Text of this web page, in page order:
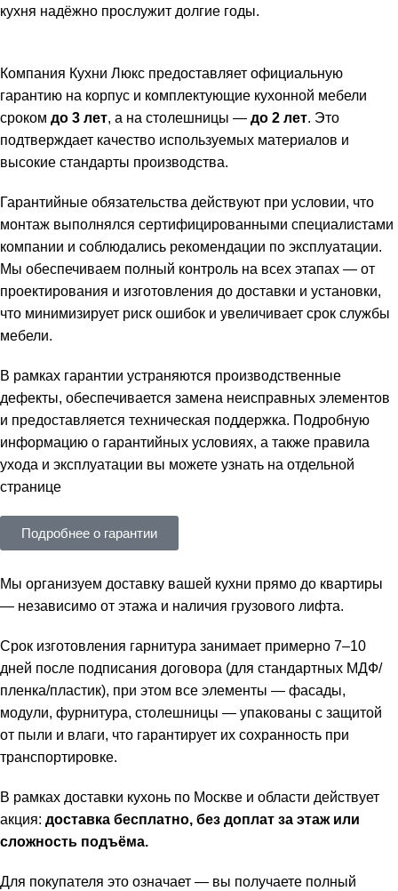
кухня надёжно прослужит долгие годы.
Компания Кухни Люкс предоставляет официальную
гарантию на корпус и комплектующие кухонной мебели
сроком до 3 лет, а на столешницы — до 2 лет. Это
подтверждает качество используемых материалов и
высокие стандарты производства.
Гарантийные обязательства действуют при условии, что
монтаж выполнялся сертифицированными специалистами
компании и соблюдались рекомендации по эксплуатации.
Мы обеспечиваем полный контроль на всех этапах — от
проектирования и изготовления до доставки и установки,
что минимизирует риск ошибок и увеличивает срок службы
мебели.
В рамках гарантии устраняются производственные
дефекты, обеспечивается замена неисправных элементов
и предоставляется техническая поддержка. Подробную
информацию о гарантийных условиях, а также правила
ухода и эксплуатации вы можете узнать на отдельной
странице
Подробнее о гарантии
Мы организуем доставку вашей кухни прямо до квартиры
— независимо от этажа и наличия грузового лифта.
Срок изготовления гарнитура занимает примерно 7–10
дней после подписания договора (для стандартных МДФ/
пленка/пластик), при этом все элементы — фасады,
модули, фурнитура, столешницы — упакованы с защитой
от пыли и влаги, что гарантирует их сохранность при
транспортировке.
В рамках доставки кухонь по Москве и области действует
акция: доставка бесплатно, без доплат за этаж или
сложность подъёма.
Для покупателя это означает — вы получаете полный